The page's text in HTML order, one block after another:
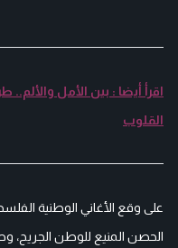
اقرأ أيضا : بين الأمل
القلوب
على وقع الأغاني الوطنية
الحصن المنيع للوطن الجريح،